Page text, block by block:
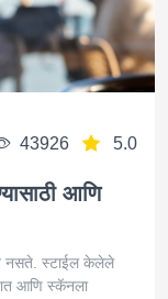
43926 5.0
आणि
नसते. स्टाईल केलेले
आणि स्कॅनला